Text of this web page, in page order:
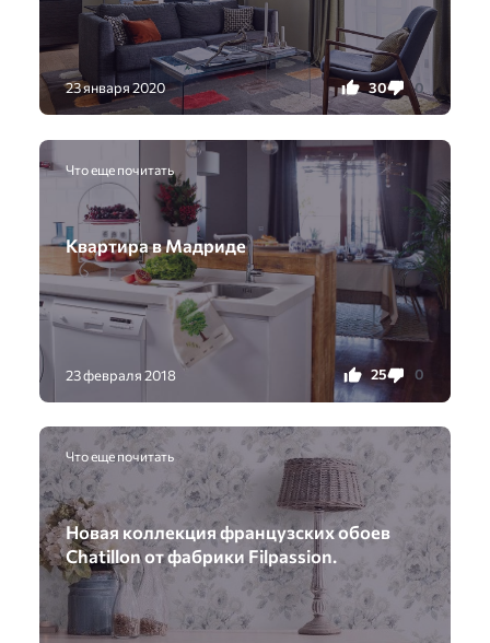
23 января 2020 30 0
Что еще почитать
Квартира в Мадриде
23 февраля 2018 25 0
Что еще почитать
Новая коллекция французских обоев
Chatillon от фабрики Filpassion.